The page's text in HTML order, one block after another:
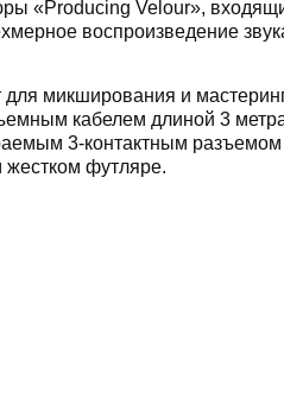
«Producing Velour»,
воспроизведение
микширования и
кабелем длиной 3
3-контактным
жестком футляре.